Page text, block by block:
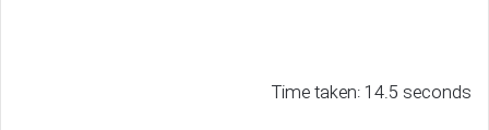
Time taken: 14.5 seconds